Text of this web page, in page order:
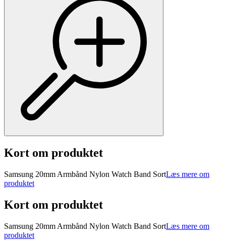
Kort om produktet
Samsung 20mm Armbånd Nylon Watch Band SortLæs mere om
produktet
Kort om produktet
Samsung 20mm Armbånd Nylon Watch Band SortLæs mere om
produktet